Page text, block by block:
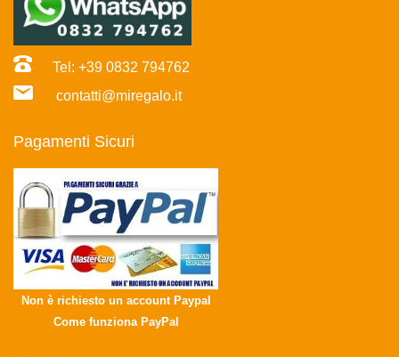
Tel: +39 0832 794762
contatti@miregalo.it
Pagamenti Sicuri
Non è richiesto un account Paypal
Come funziona PayPal